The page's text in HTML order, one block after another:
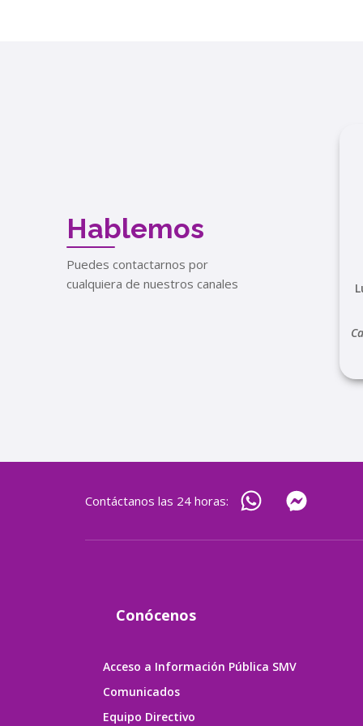
Hablemos
Puedes contactarnos por
cualquiera de nuestros canales
Contáctanos las 24 horas:
Conócenos
Acceso a Información Pública SMV
Comunicados
Equipo Directivo